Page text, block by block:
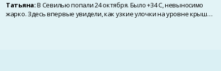
Татьяна:В Севилью попали 24 октября. Было +34 С, невыносимо
жарко. Здесь впервые увидели, как узкие улочки на уровне крыш…